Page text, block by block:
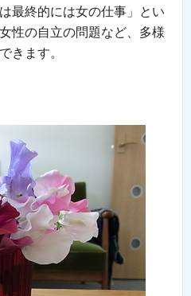
最終的には女の仕事」とい
性の自立の問題など、多様
きます。